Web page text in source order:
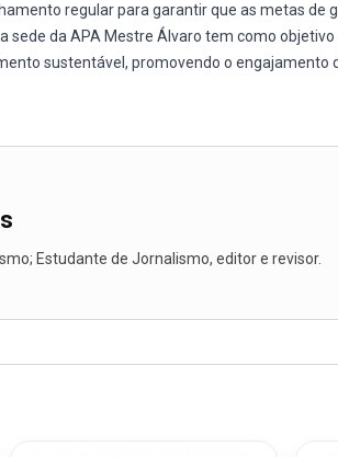
regular para garantir que as metas de
sede da APA Mestre Álvaro tem como
sustentável, promovendo o engajamento
Estudante de Jornalismo, editor e revisor.